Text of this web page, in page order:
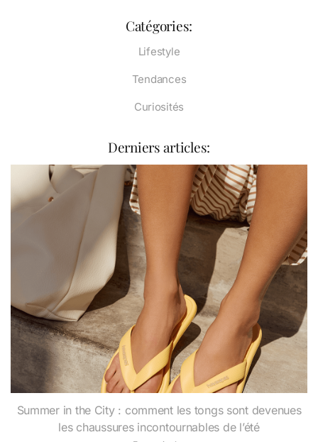
Catégories:
Lifestyle
Tendances
Curiosités
Derniers articles:
Summer in the City : comment les tongs sont devenues
les chaussures incontournables de l’été